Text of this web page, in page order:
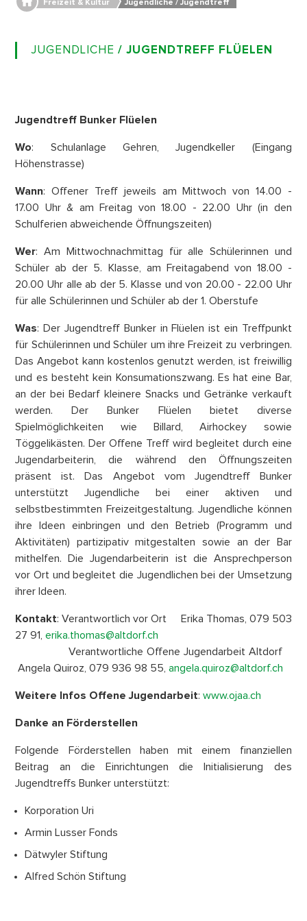
Freizeit & Kultur Jugendliche / Jugendtreff
JUGENDLICHE / JUGENDTREFF FLÜELEN
Jugendtreff Bunker Flüelen
Wo: Schulanlage Gehren, Jugendkeller (Eingang
Höhenstrasse)
Wann: Offener Treff jeweils am Mittwoch von 14.00 -
17.00 Uhr & am Freitag von 18.00 - 22.00 Uhr (in den
Schulferien abweichende Öffnungszeiten)
Wer: Am Mittwochnachmittag für alle Schülerinnen und
Schüler ab der 5. Klasse, am Freitagabend von 18.00 -
20.00 Uhr alle ab der 5. Klasse und von 20.00 - 22.00 Uhr
für alle Schülerinnen und Schüler ab der 1. Oberstufe
Was: Der Jugendtreff Bunker in Flüelen ist ein Treffpunkt
für Schülerinnen und Schüler um ihre Freizeit zu verbringen.
Das Angebot kann kostenlos genutzt werden, ist freiwillig
und es besteht kein Konsumationszwang. Es hat eine Bar,
an der bei Bedarf kleinere Snacks und Getränke verkauft
werden. Der Bunker Flüelen bietet diverse
Spielmöglichkeiten wie Billard, Airhockey sowie
Töggelikästen. Der Offene Treff wird begleitet durch eine
Jugendarbeiterin, die während den Öffnungszeiten
präsent ist. Das Angebot vom Jugendtreff Bunker
unterstützt Jugendliche bei einer aktiven und
selbstbestimmten Freizeitgestaltung. Jugendliche können
ihre Ideen einbringen und den Betrieb (Programm und
Aktivitäten) partizipativ mitgestalten sowie an der Bar
mithelfen. Die Jugendarbeiterin ist die Ansprechperson
vor Ort und begleitet die Jugendlichen bei der Umsetzung
ihrer Ideen.
Kontakt: Verantwortlich vor Ort Erika Thomas, 079 503
27 91,erika.thomas@altdorf.ch
Verantwortliche Offene Jugendarbeit Altdorf
Angela Quiroz, 079 936 98 55,angela.quiroz@altdorf.ch
Weitere Infos Offene Jugendarbeit:www.ojaa.ch
Danke an Förderstellen
Folgende Förderstellen haben mit einem finanziellen
Beitrag an die Einrichtungen die Initialisierung des
Jugendtreffs Bunker unterstützt:
Korporation Uri
Armin Lusser Fonds
Dätwyler Stiftung
Alfred Schön Stiftung